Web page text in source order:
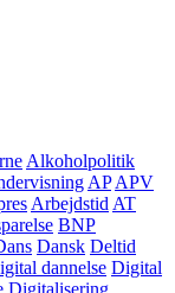
Alkoholpolitik
AP APV
Arbejdstid AT
BNP
Dansk Deltid
dannelse Digital
Digitalisering